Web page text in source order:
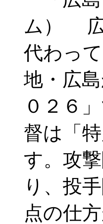
ム） 広
代わっ
地・広
０２６
督は「
す。攻
り、投
点の仕